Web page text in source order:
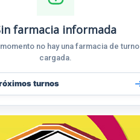
farmacia informada
no hay una farmacia de turno
cargada.
turnos